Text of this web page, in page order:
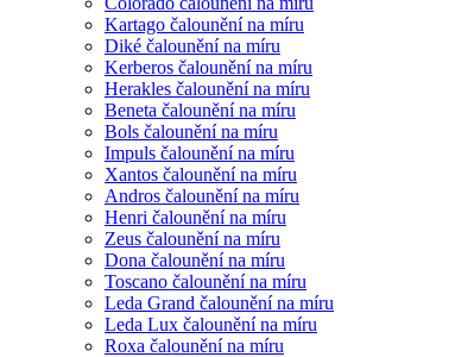
Kartago čalounění na míru
Diké čalounění na míru
Kerberos čalounění na míru
Herakles čalounění na míru
Beneta čalounění na míru
Bols čalounění na míru
Impuls čalounění na míru
Xantos čalounění na míru
Andros čalounění na míru
Henri čalounění na míru
Zeus čalounění na míru
Dona čalounění na míru
Toscano čalounění na míru
Leda Grand čalounění na míru
Leda Lux čalounění na míru
Roxa čalounění na míru